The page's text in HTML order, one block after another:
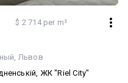
$ 2 714 per m²
Львов
ЖК "Riel City"